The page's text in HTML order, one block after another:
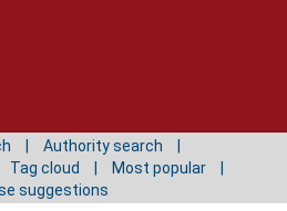
Authority search
Tag cloud
Most popular
suggestions